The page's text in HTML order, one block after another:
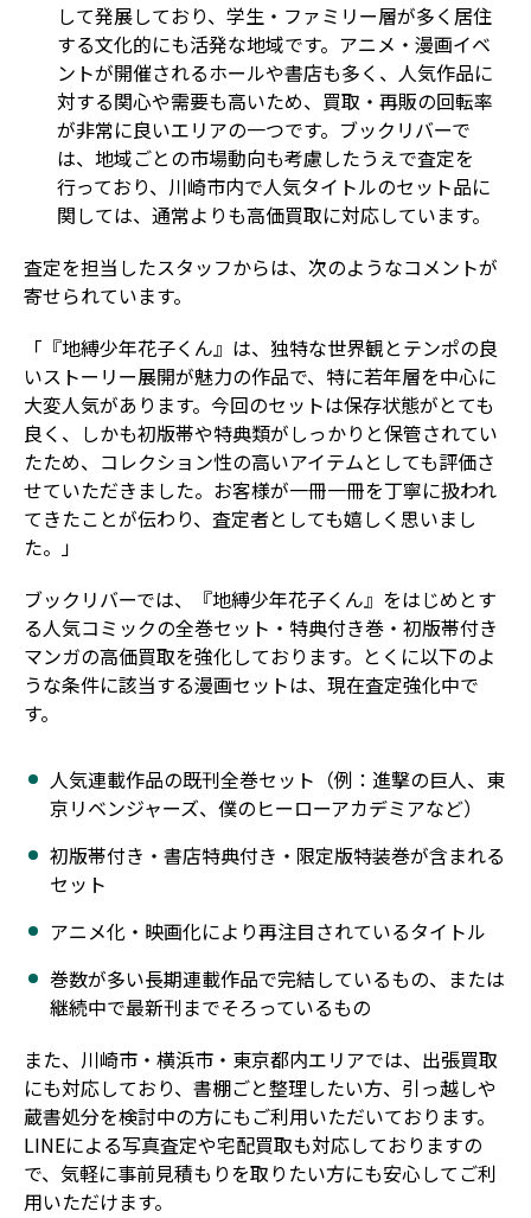
して発展しており、学生・ファミリー層が多く居住
する文化的にも活発な地域です。アニメ・漫画イベ
ントが開催されるホールや書店も多く、人気作品に
対する関心や需要も高いため、買取・再販の回転率
が非常に良いエリアの一つです。ブックリバーで
は、地域ごとの市場動向も考慮したうえで査定を
行っており、川崎市内で人気タイトルのセット品に
関しては、通常よりも高価買取に対応しています。
査定を担当したスタッフからは、次のようなコメントが
寄せられています。
「『地縛少年花子くん』は、独特な世界観とテンポの良
いストーリー展開が魅力の作品で、特に若年層を中心に
大変人気があります。今回のセットは保存状態がとても
良く、しかも初版帯や特典類がしっかりと保管されてい
たため、コレクション性の高いアイテムとしても評価さ
せていただきました。お客様が一冊一冊を丁寧に扱われ
てきたことが伝わり、査定者としても嬉しく思いまし
た。」
ブックリバーでは、『地縛少年花子くん』をはじめとす
る人気コミックの全巻セット・特典付き巻・初版帯付き
マンガの高価買取を強化しております。とくに以下のよ
うな条件に該当する漫画セットは、現在査定強化中で
す。
人気連載作品の既刊全巻セット（例：進撃の巨人、東
京リベンジャーズ、僕のヒーローアカデミアなど）
初版帯付き・書店特典付き・限定版特装巻が含まれる
セット
アニメ化・映画化により再注目されているタイトル
巻数が多い長期連載作品で完結しているもの、または
継続中で最新刊までそろっているもの
また、川崎市・横浜市・東京都内エリアでは、出張買取
にも対応しており、書棚ごと整理したい方、引っ越しや
蔵書処分を検討中の方にもご利用いただいております。
LINEによる写真査定や宅配買取も対応しておりますの
で、気軽に事前見積もりを取りたい方にも安心してご利
用いただけます。